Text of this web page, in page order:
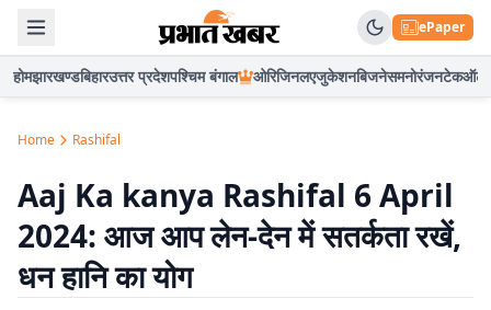
ePaper
होमझारखण्डबिहारउत्तर प्रदेशपश्चिम बंगाल ओरिजिनलएजुकेशनबिजनेसमनोरंजनटेकऑटो
Home Rashifal
Aaj Ka kanya Rashifal 6 April
2024: आज आप लेन-देन में सतर्कता रखें,
धन हानि का योग